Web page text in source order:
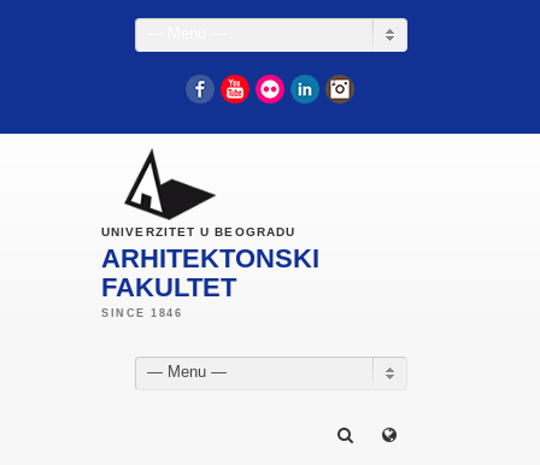
FacebookYouTube
Flickr LinkedIn
UNIVERZITET U BEOGRADU
ARHITEKTONSKI
FAKULTET
— Menu —